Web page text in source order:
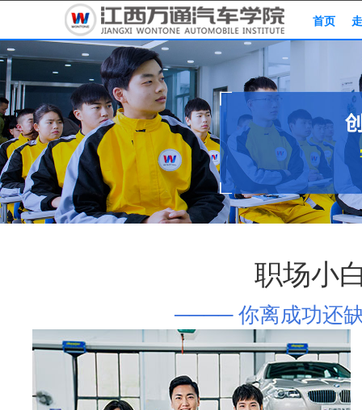
首页
职场小
──── 你离成功还